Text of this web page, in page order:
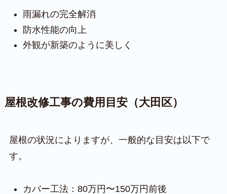
雨漏れの完全解消
防水性能の向上
外観が新築のように美しく
屋根改修工事の費用目安（大田区）
屋根の状況によりますが、一般的な目安は以下で
す。
カバー工法：80万円〜150万円前後